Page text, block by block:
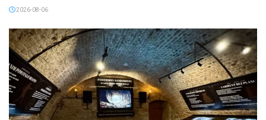
2026-08-06